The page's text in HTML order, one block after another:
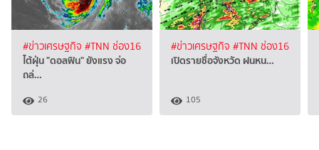
#ข่าวเศรษฐกิจ #TNN ช่อง16
ไต้ฝุ่น "ดอลฟิน" ยังแรง จ่อ
ถล่…
26
#ข่าวเศรษฐกิจ #TNN ช่อง16
เปิดรายชื่อจังหวัด ฝนหน…
105